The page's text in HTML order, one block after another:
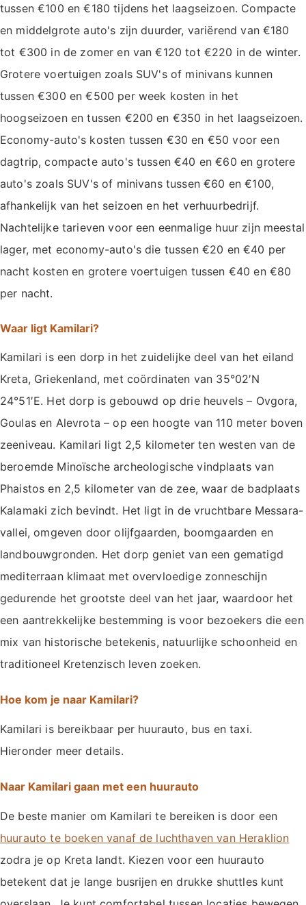
tussen €100 en €180 tijdens het laagseizoen. Compacte
en middelgrote auto's zijn duurder, variërend van €180
tot €300 in de zomer en van €120 tot €220 in de winter.
Grotere voertuigen zoals SUV's of minivans kunnen
tussen €300 en €500 per week kosten in het
hoogseizoen en tussen €200 en €350 in het laagseizoen.
Economy-auto's kosten tussen €30 en €50 voor een
dagtrip, compacte auto's tussen €40 en €60 en grotere
auto's zoals SUV's of minivans tussen €60 en €100,
afhankelijk van het seizoen en het verhuurbedrijf.
Nachtelijke tarieven voor een eenmalige huur zijn meestal
lager, met economy-auto's die tussen €20 en €40 per
nacht kosten en grotere voertuigen tussen €40 en €80
per nacht.
Waar ligt Kamilari?
Kamilari is een dorp in het zuidelijke deel van het eiland
Kreta, Griekenland, met coördinaten van 35°02′N
24°51′E. Het dorp is gebouwd op drie heuvels – Ovgora,
Goulas en Alevrota – op een hoogte van 110 meter boven
zeeniveau. Kamilari ligt 2,5 kilometer ten westen van de
beroemde Minoïsche archeologische vindplaats van
Phaistos en 2,5 kilometer van de zee, waar de badplaats
Kalamaki zich bevindt. Het ligt in de vruchtbare Messara-
vallei, omgeven door olijfgaarden, boomgaarden en
landbouwgronden. Het dorp geniet van een gematigd
mediterraan klimaat met overvloedige zonneschijn
gedurende het grootste deel van het jaar, waardoor het
een aantrekkelijke bestemming is voor bezoekers die een
mix van historische betekenis, natuurlijke schoonheid en
traditioneel Kretenzisch leven zoeken.
Hoe kom je naar Kamilari?
Kamilari is bereikbaar per huurauto, bus en taxi.
Hieronder meer details.
Naar Kamilari gaan met een huurauto
De beste manier om Kamilari te bereiken is door een
huurauto te boeken vanaf de luchthaven van Heraklion
zodra je op Kreta landt. Kiezen voor een huurauto
betekent dat je lange busrijen en drukke shuttles kunt